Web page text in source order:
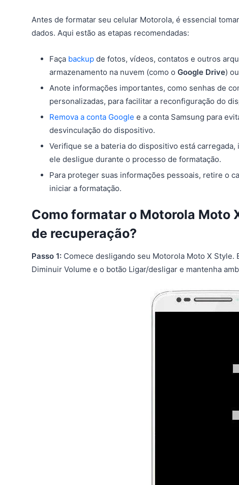
Antes de formatar seu celular Motorola, é essencial
dados. Aqui estão as etapas recomendadas:
Faça backup de fotos, vídeos, contatos e outros
armazenamento na nuvem (como o Google Drive)
Anote informações importantes, como senhas de
personalizadas, para facilitar a reconfiguração do
Remova a conta Google e a conta Samsung para
desvinculação do dispositivo.
Verifique se a bateria do dispositivo está
ele desligue durante o processo de formatação.
Para proteger suas informações pessoais, retire o
iniciar a formatação.
Como formatar o Motorola Moto
de recuperação?
Passo 1: Comece desligando seu Motorola Moto X
Diminuir Volume e o botão Ligar/desligar e mantenha